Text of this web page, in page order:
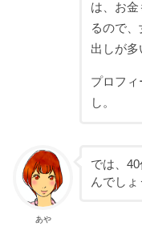
は、 お金
るので
出しが多
プロフィ
し。
あや
では、
んでしょ